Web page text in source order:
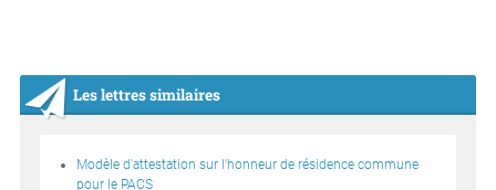
Les lettres similaires
Modèle d'attestation sur l'honneur de résidence commune
pour le PACS